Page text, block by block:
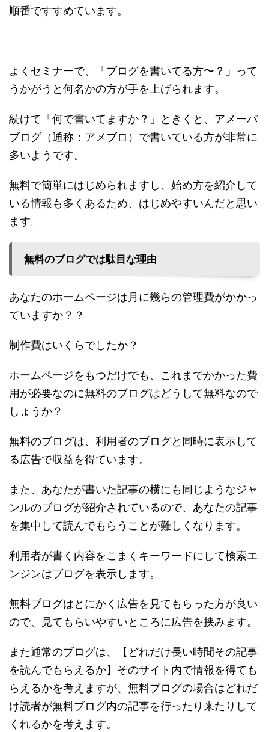
順番ですすめています。
よくセミナーで、「ブログを書いてる方〜？」って
うかがうと何名かの方が手を上げられます。
続けて「何で書いてますか？」ときくと、アメーバ
ブログ（通称：アメブロ）で書いている方が非常に
多いようです。
無料で簡単にはじめられますし、始め方を紹介して
いる情報も多くあるため、はじめやすいんだと思い
ます。
無料のブログでは駄目な理由
あなたのホームページは月に幾らの管理費がかかっ
ていますか？？
制作費はいくらでしたか？
ホームページをもつだけでも、これまでかかった費
用が必要なのに無料のブログはどうして無料なので
しょうか？
無料のブログは、利用者のブログと同時に表示して
る広告で収益を得ています。
また、あなたが書いた記事の横にも同じようなジャ
ンルのブログが紹介されているので、あなたの記事
を集中して読んでもらうことが難しくなります。
利用者が書く内容をこまくキーワードにして検索エ
ンジンはブログを表示します。
無料ブログはとにかく広告を見てもらった方が良い
ので、見てもらいやすいところに広告を挟みます。
また通常のブログは、【どれだけ長い時間その記事
を読んでもらえるか】そのサイト内で情報を得ても
らえるかを考えますが、無料ブログの場合はどれだ
け読者が無料ブログ内の記事を行ったり来たりして
くれるかを考えます。